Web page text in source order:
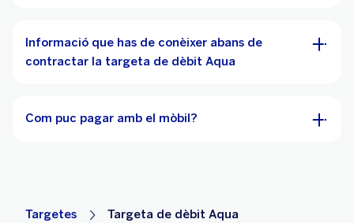
Informació que has de conèixer abans de
contractar la targeta de dèbit Aqua
Com puc pagar amb el mòbil?
Targetes Targeta de dèbit Aqua